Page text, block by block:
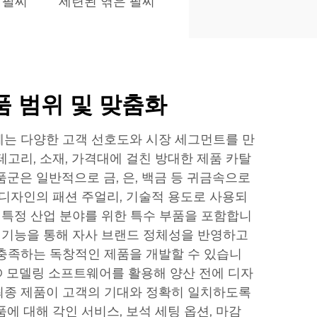
범위 및 맞춤화
다양한 고객 선호도와 시장 세그먼트를 만
고리, 소재, 가격대에 걸친 방대한 제품 카탈
군은 일반적으로 금, 은, 백금 등 귀금속으로
자인의 패션 주얼리, 기술적 용도로 사용되
정 산업 분야를 위한 특수 부품을 포함합니
능을 통해 자사 브랜드 정체성을 반영하고
족하는 독창적인 제품을 개발할 수 있습니
모델링 소프트웨어를 활용해 양산 전에 디자
제품이 고객의 기대와 정확히 일치하도록
에 대해 각인 서비스, 보석 세팅 옵션, 마감